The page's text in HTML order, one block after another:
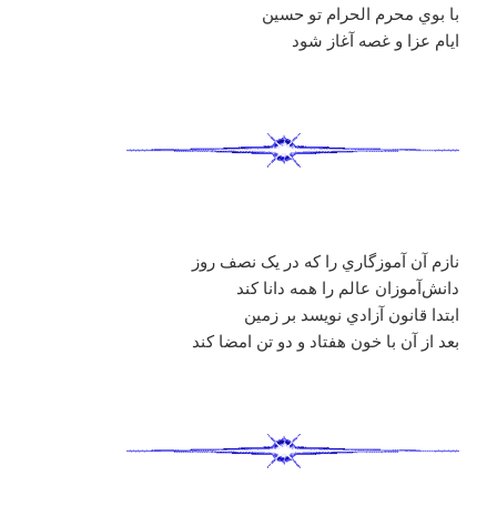
با بوي محرم الحرام تو حسين
ايام عزا و غصه آغاز شود
نازم آن آموزگاري را که در يک نصف روز
دانش‌آموزان عالم را همه دانا کند
ابتدا قانون آزادي نويسد بر زمين
بعد از آن با خون هفتاد و دو تن امضا کند